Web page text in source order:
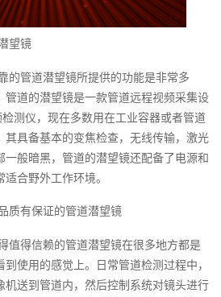
望镜
的管道潜望镜所提供的功能是非常多
管道的潜望镜是一款管道远程视频采集设
测仪，现在多数用在工业容器或者管道
其具备基本的变焦检查，无线传输，激光
一般暗黑，管道的潜望镜还配备了电源和
合野外工作环境。
质有保证的管道潜望镜
值得信赖的管道潜望镜在很多地方都是
使用的感觉上。日常管道检测过程中，
机送到管道内，然后控制系统对镜头进行